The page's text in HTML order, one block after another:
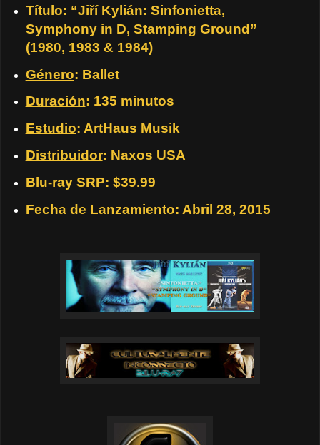
Título: “Jiří Kylián: Sinfonietta,
Symphony in D, Stamping Ground”
(1980, 1983 & 1984)
Género: Ballet
Duración: 135 minutos
Estudio: ArtHaus Musik
Distribuidor: Naxos USA
Blu-ray SRP: $39.99
Fecha de Lanzamiento: Abril 28, 2015